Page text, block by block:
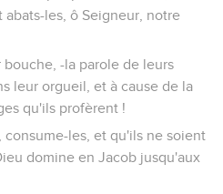
dans ta maison
fendue : répare ses brèches,
choses dures ; tu nous as